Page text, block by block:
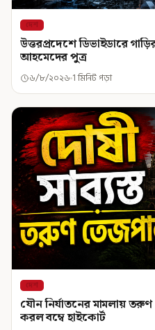
দেশ
উত্তরপ্রদেশে ডিভাইডারে
আহমেদের পুত্র
৬/৮/২০২৬ 1 মিনিট পড়া
দেশ
যৌন নির্যাতনের মামলায়
করল বম্বে হাইকোর্ট